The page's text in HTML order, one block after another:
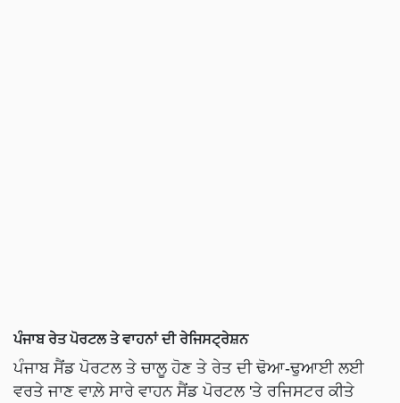
ਪੰਜਾਬ ਰੇਤ ਪੋਰਟਲ ਤੇ ਵਾਹਨਾਂ ਦੀ ਰੇਜਿਸਟ੍ਰੇਸ਼ਨ
ਪੰਜਾਬ ਸੈਂਡ ਪੋਰਟਲ ਤੇ ਚਾਲੂ ਹੋਣ ਤੇ ਰੇਤ ਦੀ ਢੋਆ-ਢੁਆਈ ਲਈ
ਵਰਤੇ ਜਾਣ ਵਾਲ਼ੇ ਸਾਰੇ ਵਾਹਨ ਸੈਂਡ ਪੋਰਟਲ 'ਤੇ ਰਜਿਸਟਰ ਕੀਤੇ